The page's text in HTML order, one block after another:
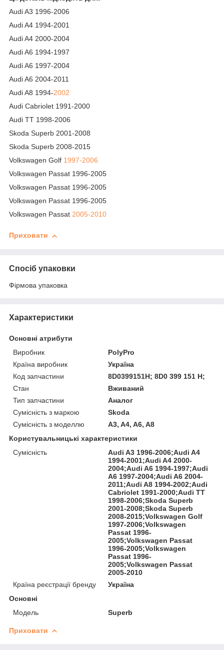
Audi A3 1996-2006
Audi A4 1994-2001
Audi A4 2000-2004
Audi A6 1994-1997
Audi A6 1997-2004
Audi A6 2004-2011
Audi A8 1994-2002
Audi Cabriolet 1991-2000
Audi TT 1998-2006
Skoda Superb 2001-2008
Skoda Superb 2008-2015
Volkswagen Golf 1997-2006
Volkswagen Passat 1996-2005
Volkswagen Passat 1996-2005
Volkswagen Passat 1996-2005
Volkswagen Passat 2005-2010
Приховати
Спосіб упаковки
Фірмова упаковка
Характеристики
Основні атрибути
Виробник
PolyPro
Країна виробник
Україна
Код запчастини
8D0399151H; 8D0 399 151 H;
Стан
Вживаний
Тип запчастини
Аналог
Сумісність з маркою
Skoda
Сумісність з моделлю
A3, A4, A6, A8
Користувальницькі характеристики
Сумісність
Audi A3 1996-2006;Audi A4
1994-2001;Audi A4 2000-
2004;Audi A6 1994-1997;Audi
A6 1997-2004;Audi A6 2004-
2011;Audi A8 1994-2002;Audi
Cabriolet 1991-2000;Audi TT
1998-2006;Skoda Superb
2001-2008;Skoda Superb
2008-2015;Volkswagen Golf
1997-2006;Volkswagen
Passat 1996-
2005;Volkswagen Passat
1996-2005;Volkswagen
Passat 1996-
2005;Volkswagen Passat
2005-2010
Країна реєстрації бренду
Україна
Основні
Модель
Superb
Приховати